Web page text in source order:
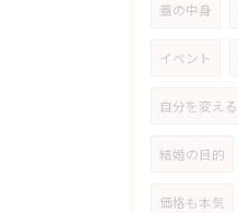
蓋の中身
イベント
自分を変える
結婚の目的
価格も本気